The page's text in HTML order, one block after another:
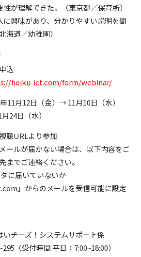
性が理解できた。（東京都／保育所）
に興味があり、分かりやすい説明を聞
海道／幼稚園）
込
hoiku-ict.com/form/webinar/
11月12日（金）→ 11月10日（水）
）→ 11月24日（水）
聴URLより参加
ールが届かない場合は、以下内容をご
までご連絡ください。
に届いていないか
」からのメールを受信可能に設定
チーズ！システムサポート係
（受付時間 平日：7:00~18:00）